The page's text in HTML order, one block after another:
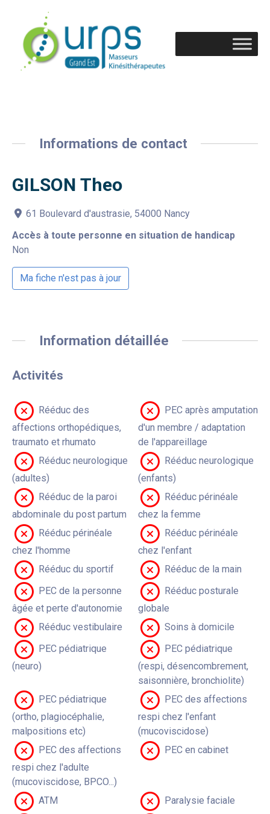
Informations de contact
GILSON Theo
61 Boulevard d'austrasie, 54000 Nancy
Accès à toute personne en situation de handicap
Non
Ma fiche n'est pas à jour
Information détaillée
Activités
Rééduc des
affections orthopédiques,
traumato et rhumato
PEC après amputation
d'un membre / adaptation
de l'appareillage
Rééduc neurologique
(adultes)
Rééduc neurologique
(enfants)
Rééduc de la paroi
abdominale du post partum
Rééduc périnéale
chez la femme
Rééduc périnéale
chez l'homme
Rééduc périnéale
chez l'enfant
Rééduc du sportif
Rééduc de la main
PEC de la personne
âgée et perte d'autonomie
Rééduc posturale
globale
Rééduc vestibulaire
Soins à domicile
PEC pédiatrique
(neuro)
PEC pédiatrique
(respi, désencombrement,
saisonnière, bronchiolite)
PEC pédiatrique
(ortho, plagiocéphalie,
malpositions etc)
PEC des affections
respi chez l'enfant
(mucoviscidose)
PEC des affections
respi chez l'adulte
(mucoviscidose, BPCO...)
PEC en cabinet
ATM
Paralysie faciale